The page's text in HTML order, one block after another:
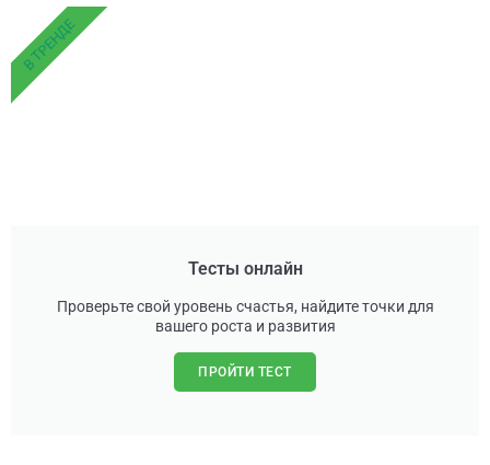
Тесты онлайн
Проверьте свой уровень счастья, найдите точки для
вашего роста и развития
ПРОЙТИ ТЕСТ
В ТРЕНДЕ